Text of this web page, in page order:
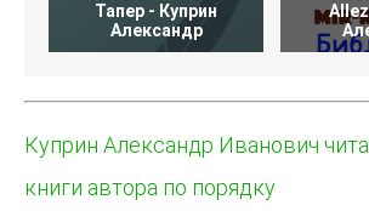
Тапер - Куприн
Александр
Куприн Александр Иванович
книги автора по порядку